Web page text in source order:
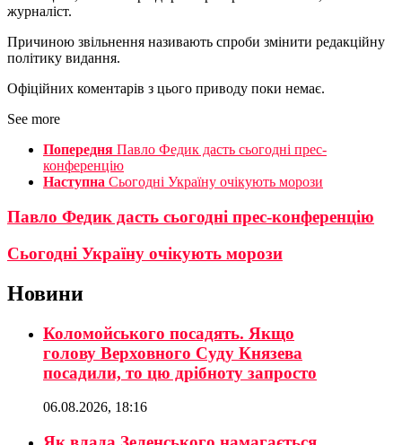
журналіст.
Причиною звільнення називають спроби змінити редакційну
політику видання.
Офіційних коментарів з цього приводу поки немає.
See more
Попередня Павло Федик дасть сьогодні прес-
конференцію
Наступна Сьогодні Україну очікують морози
Павло Федик дасть сьогодні прес-конференцію
Сьогодні Україну очікують морози
Новини
Коломойського посадять. Якщо
голову Верховного Суду Князева
посадили, то цю дрібноту запросто
06.08.2026, 18:16